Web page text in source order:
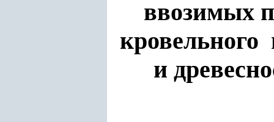
ввозимых
кровельного
и